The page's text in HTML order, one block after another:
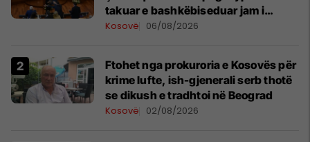
takuar e bashkëbiseduar jam i
lumtur ta bëj këtë
Kosovë 06/08/2026
Ftohet nga prokuroria e Kosovës për
krime lufte, ish-gjenerali serb thotë
se dikush e tradhtoi në Beograd
Kosovë 02/08/2026